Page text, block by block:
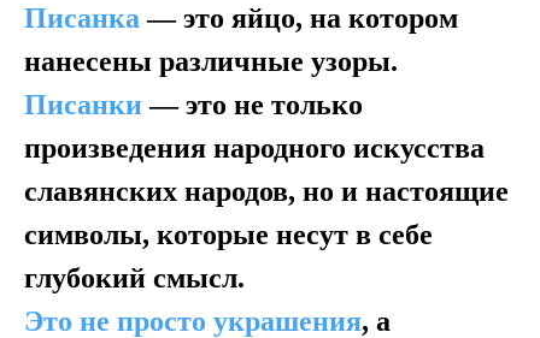
Писанка — это яйцо, на котором
нанесены различные узоры.
Писанки— это не только
произведения народного искусства
славянских народов, но и настоящие
символы, которые несут в себе
глубокий смысл.
Это не просто украшения, а